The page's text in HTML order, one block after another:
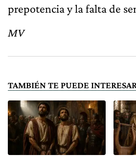
prepotencia y la falta de
MV
TAMBIÉN TE PUEDE